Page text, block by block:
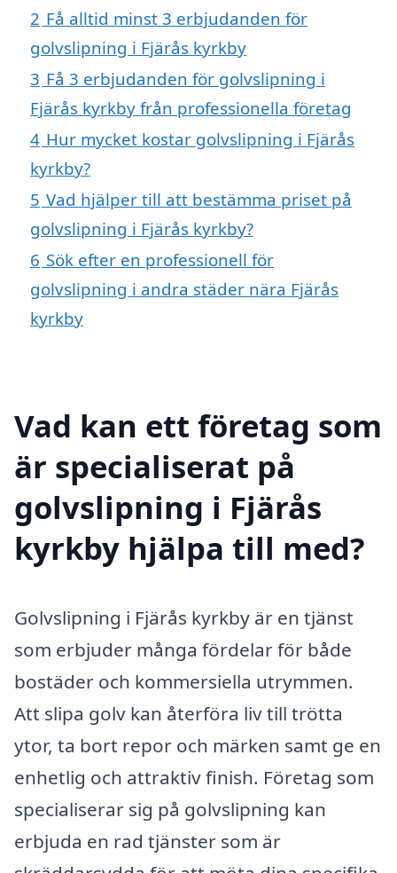
2 Få alltid minst 3 erbjudanden för
golvslipning i Fjärås kyrkby
3 Få 3 erbjudanden för golvslipning i
Fjärås kyrkby från professionella företag
4 Hur mycket kostar golvslipning i Fjärås
kyrkby?
5 Vad hjälper till att bestämma priset på
golvslipning i Fjärås kyrkby?
6 Sök efter en professionell för
golvslipning i andra städer nära Fjärås
kyrkby
Vad kan ett företag som
är specialiserat på
golvslipning i Fjärås
kyrkby hjälpa till med?
Golvslipning i Fjärås kyrkby är en tjänst
som erbjuder många fördelar för både
bostäder och kommersiella utrymmen.
Att slipa golv kan återföra liv till trötta
ytor, ta bort repor och märken samt ge en
enhetlig och attraktiv finish. Företag som
specialiserar sig på golvslipning kan
erbjuda en rad tjänster som är